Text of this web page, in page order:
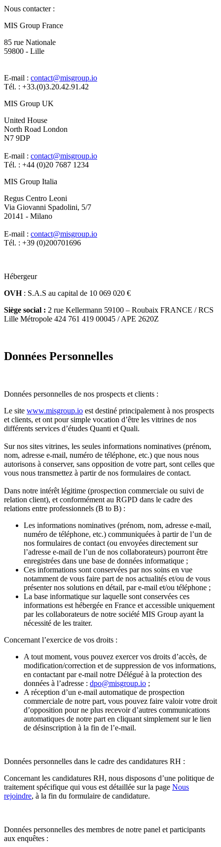
Nous contacter :
MIS Group France
85 rue Nationale
59800 - Lille
E-mail : contact@misgroup.io
Tél. : +33.(0)3.20.42.91.42
MIS Group UK
United House
North Road London
N7 9DP
E-mail : contact@misgroup.io
Tél. : +44 (0)20 7687 1234
MIS Group Italia
Regus Centro Leoni
Via Giovanni Spadolini, 5/7
20141 - Milano
E-mail : contact@misgroup.io
Tél. : +39 (0)200701696
Hébergeur
OVH: S.A.S au capital de 10 069 020 €
Siège social : 2 rue Kellermann 59100 – Roubaix FRANCE / RCS
Lille Métropole 424 761 419 00045 / APE 2620Z
Données Personnelles
Données personnelles de nos prospects et clients :
Le site www.misgroup.io est destiné principalement à nos prospects
et clients, et ont pour simple vocation d’être les vitrines de nos
différents services d’études Quanti et Quali.
Sur nos sites vitrines, les seules informations nominatives (prénom,
nom, adresse e-mail, numéro de téléphone, etc.) que nous nous
autorisons à conserver, sans opposition de votre part, sont celles que
vous nous transmettez à partir de nos formulaires de contact.
Dans notre intérêt légitime (prospection commerciale ou suivi de
relation client), et conformément au RGPD dans le cadre des
relations entre professionnels (B to B) :
Les informations nominatives (prénom, nom, adresse e-mail,
numéro de téléphone, etc.) communiquées à partir de l’un de
nos formulaires de contact (ou envoyées directement sur
l’adresse e-mail de l’un de nos collaborateurs) pourront être
enregistrées dans une base de données informatique ;
Ces informations sont conservées par nos soins en vue
notamment de vous faire part de nos actualités et/ou de vous
présenter nos solutions en détail, par e-mail et/ou téléphone ;
La base informatique sur laquelle sont conservées ces
informations est hébergée en France et accessible uniquement
par les collaborateurs de notre société MIS Group ayant la
nécessité de les traiter.
Concernant l’exercice de vos droits :
A tout moment, vous pouvez exercer vos droits d’accès, de
modification/correction et de suppression de vos informations,
en contactant par e-mail notre Délégué à la protection des
données à l’adresse : dpo@misgroup.io ;
A réception d’un e-mail automatique de prospection
commerciale de notre part, vous pouvez faire valoir votre droit
d’opposition pour ne plus recevoir d’autres communications
automatiques de notre part en cliquant simplement sur le lien
de désinscription à la fin de l’e-mail.
Données personnelles dans le cadre des candidatures RH :
Concernant les candidatures RH, nous disposons d’une politique de
traitement spécifique qui vous est détaillée sur la page Nous
rejoindre, à la fin du formulaire de candidature.
Données personnelles des membres de notre panel et participants
aux enquêtes :